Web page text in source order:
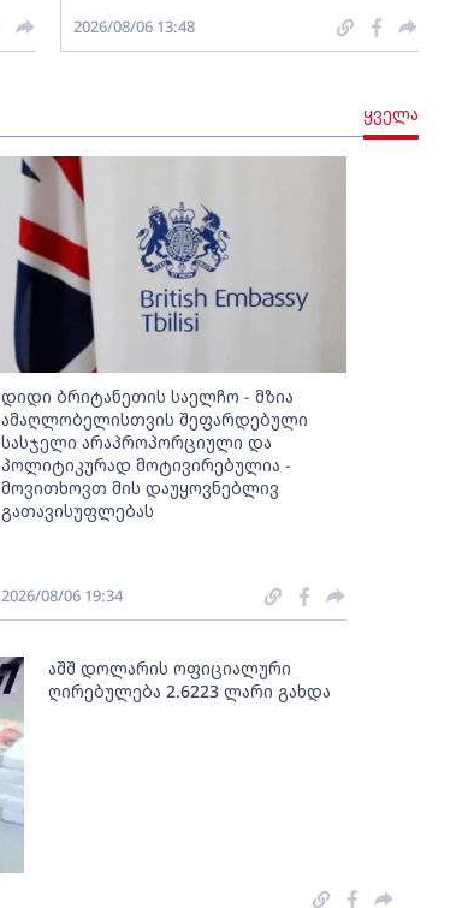
2026/08/06 13:48
ყველა
დიდი ბრიტანეთის საელჩო - მზია
ამაღლობელისთვის შეფარდებული
სასჯელი არაპროპორციული და
პოლიტიკურად მოტივირებულია -
მოვითხოვთ მის დაუყოვნებლივ
გათავისუფლებას
2026/08/06 19:34
აშშ დოლარის ოფიციალური
ღირებულება 2.6223 ლარი გახდა